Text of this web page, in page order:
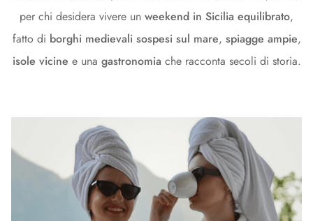
per chi desidera vivere un weekend in Sicilia equilibrato,
fatto di borghi medievali sospesi sul mare, spiagge ampie,
isole vicine e una gastronomia che racconta secoli di storia.